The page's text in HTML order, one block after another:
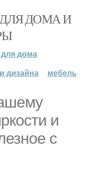
ДЛЯ ДОМА И
дома
дизайна мебель
и
с